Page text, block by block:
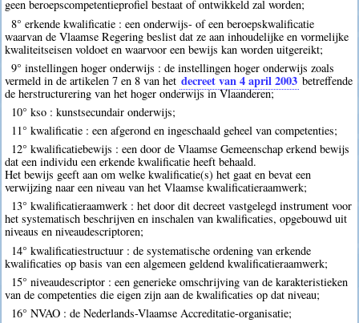
geen beroepscompetentieprofiel bestaat of ontwikkeld zal worden;
8° erkende kwalificatie : een onderwijs- of een beroepskwalificatie
waarvan de Vlaamse Regering beslist dat ze aan inhoudelijke en vormelijke
kwaliteitseisen voldoet en waarvoor een bewijs kan worden uitgereikt;
9° instellingen hoger onderwijs : de instellingen hoger onderwijs zoals
vermeld in de artikelen 7 en 8 van het decreet van 4 april 2003 betreffende
de herstructurering van het hoger onderwijs in Vlaanderen;
10° kso : kunstsecundair onderwijs;
11° kwalificatie : een afgerond en ingeschaald geheel van competenties;
12° kwalificatiebewijs : een door de Vlaamse Gemeenschap erkend bewijs
dat een individu een erkende kwalificatie heeft behaald.
Het bewijs geeft aan om welke kwalificatie(s) het gaat en bevat een
verwijzing naar een niveau van het Vlaamse kwalificatieraamwerk;
13° kwalificatieraamwerk : het door dit decreet vastgelegd instrument voor
het systematisch beschrijven en inschalen van kwalificaties, opgebouwd uit
niveaus en niveaudescriptoren;
14° kwalificatiestructuur : de systematische ordening van erkende
kwalificaties op basis van een algemeen geldend kwalificatieraamwerk;
15° niveaudescriptor : een generieke omschrijving van de karakteristieken
van de competenties die eigen zijn aan de kwalificaties op dat niveau;
16° NVAO : de Nederlands-Vlaamse Accreditatie-organisatie;